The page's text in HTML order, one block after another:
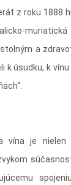
z roku 1888
a
k úsudku, k
vína je nielen